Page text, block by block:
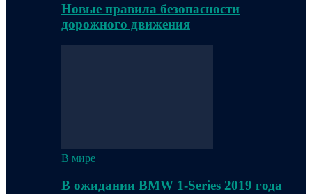
Новые правила безопасности
дорожного движения
В мире
В ожидании BMW 1-Series 2019 года